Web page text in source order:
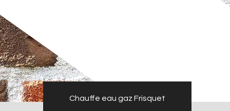
Chauffe eau gaz Frisquet